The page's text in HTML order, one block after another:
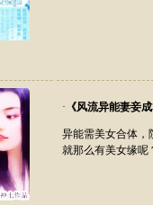
· 《风流异能妻妾
异能需美女合体
就那么有美女缘呢